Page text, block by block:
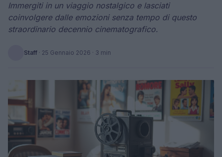
Immergiti in un viaggio nostalgico e lasciati
coinvolgere dalle emozioni senza tempo di questo
straordinario decennio cinematografico.
Staff · 25 Gennaio 2026 · 3 min